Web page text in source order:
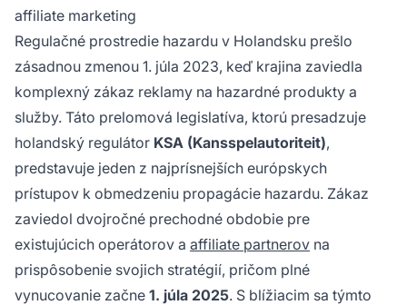
affiliate marketing
Regulačné prostredie hazardu v Holandsku prešlo
zásadnou zmenou 1. júla 2023, keď krajina zaviedla
komplexný zákaz reklamy na hazardné produkty a
služby. Táto prelomová legislatíva, ktorú presadzuje
holandský regulátor KSA (Kansspelautoriteit),
predstavuje jeden z najprísnejších európskych
prístupov k obmedzeniu propagácie hazardu. Zákaz
zaviedol dvojročné prechodné obdobie pre
existujúcich operátorov a affiliate partnerov na
prispôsobenie svojich stratégií, pričom plné
vynucovanie začne 1. júla 2025. S blížiacim sa týmto